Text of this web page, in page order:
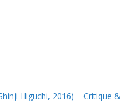
Higuchi, 2016) – Critique &